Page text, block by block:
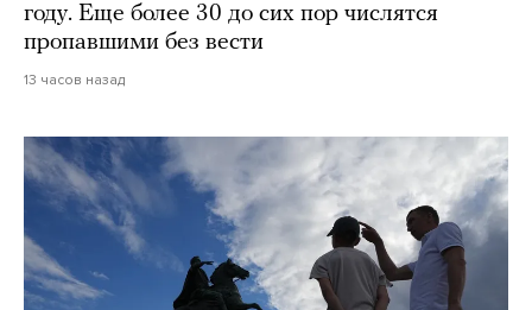
году. Еще более 30 до сих пор числятся
пропавшими без вести
13 часов назад